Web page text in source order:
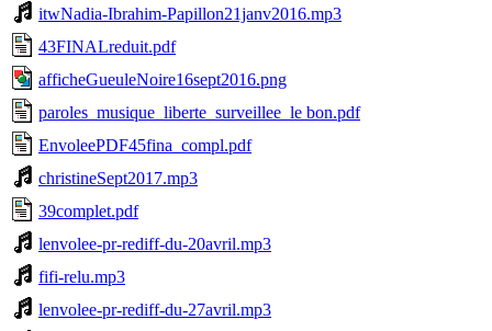
itwNadia-Ibrahim-Papillon21janv2016.mp3
43FINALreduit.pdf
afficheGueuleNoire16sept2016.png
paroles_musique_liberte_surveillee_le bon.pdf
EnvoleePDF45fina_compl.pdf
christineSept2017.mp3
39complet.pdf
lenvolee-pr-rediff-du-20avril.mp3
fifi-relu.mp3
lenvolee-pr-rediff-du-27avril.mp3